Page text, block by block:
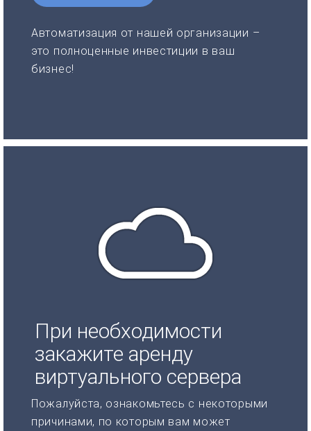
Автоматизация от нашей организации –
это полноценные инвестиции в ваш
бизнес!
При необходимости
закажите аренду
виртуального сервера
Пожалуйста, ознакомьтесь с некоторыми
причинами, по которым вам может